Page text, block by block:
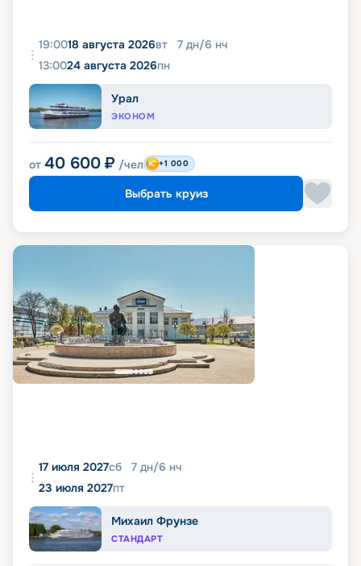
19:0018 августа 2026вт 7 дн/6 нч
13:0024 августа 2026пн
Урал
ЭКОНОМ
от 40 600 ₽ /чел +1 000
Выбрать круиз
17 июля 2027сб 7 дн/6 нч
23 июля 2027пт
Михаил Фрунзе
СТАНДАРТ